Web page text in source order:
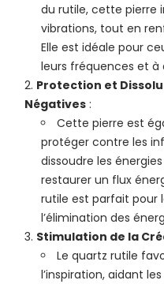
du rutile, cette pierre
vibrations, tout en
Elle est idéale pour
leurs fréquences et à
Protection et
Négatives :
Cette pierre est
protéger contre les
dissoudre les
restaurer un flux
rutile est parfait pour
l’élimination des
Stimulation de la
Le quartz rutile
l’inspiration, aidant